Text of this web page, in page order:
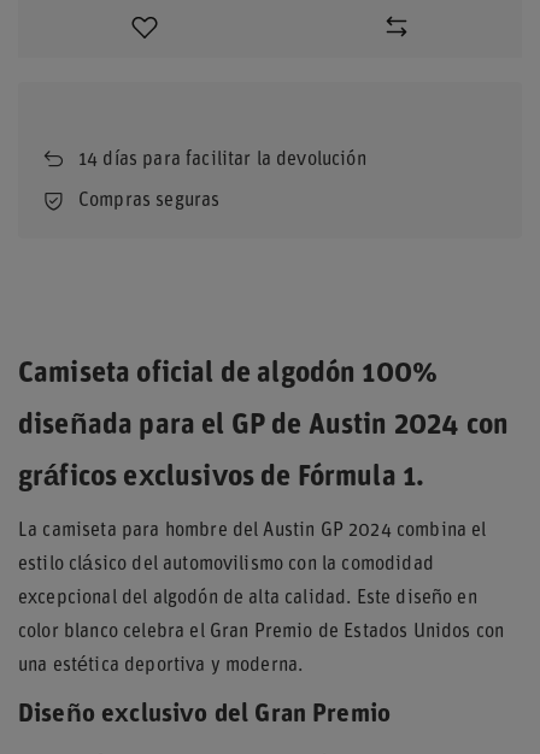
14 días para facilitar la devolución
Compras seguras
Camiseta oficial de algodón 100%
diseñada para el GP de Austin 2024 con
gráficos exclusivos de Fórmula 1.
La camiseta para hombre del Austin GP 2024 combina el
estilo clásico del automovilismo con la comodidad
excepcional del algodón de alta calidad. Este diseño en
color blanco celebra el Gran Premio de Estados Unidos con
una estética deportiva y moderna.
Diseño exclusivo del Gran Premio